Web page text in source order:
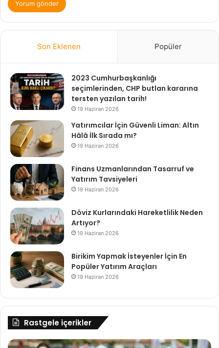
Son Eklenen Popüler
2023 Cumhurbaşkanlığı
seçimlerinden, CHP butlan kararına
tersten yazılan tarih!
19 Haziran 2026
Yatırımcılar İçin Güvenli Liman: Altın
Hâlâ İlk Sırada mı?
19 Haziran 2026
Finans Uzmanlarından Tasarruf ve
Yatırım Tavsiyeleri
19 Haziran 2026
Döviz Kurlarındaki Hareketlilik Neden
Artıyor?
19 Haziran 2026
Birikim Yapmak İsteyenler İçin En
Popüler Yatırım Araçları
19 Haziran 2026
Rastgele içerikler
Semra